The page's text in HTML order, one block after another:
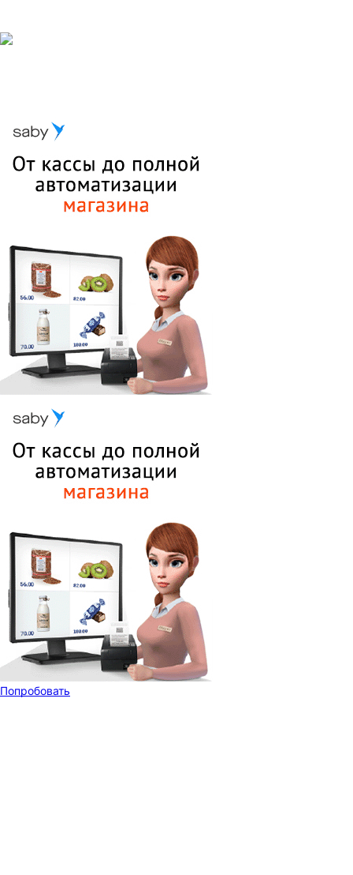
Попробовать